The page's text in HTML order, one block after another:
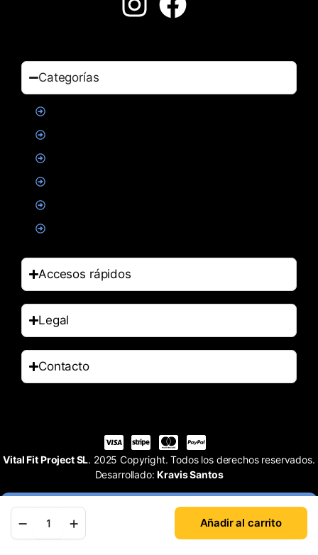
Añadir al carrito
Categorías
Accesos rápidos
Legal
Contacto
Vital Fit Project SL. 2025 Copyright. Todos los derechos reservados.
Desarrollado:Kravis Santos
Tienda Cuenta